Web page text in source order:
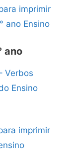
imprimir
ano Ensino
ano
Verbos
Ensino
imprimir